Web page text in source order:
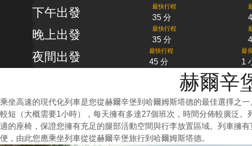
下午出發 最快行程
35 分
晚上出發 最快行程
35 分
夜間出發 最快行程
45 分
最
1
赫爾辛
乘坐高速的現代化列車是您從赫爾辛堡到哈爾姆斯塔德的最佳選擇之
較短（大概需要1小時），每天擁有多達27個班次，時間分佈較廣泛
適的座椅，保證您擁有充足的腿部活動空間與行李放置區域。列車擁
便，由此您應乘坐列車從從赫爾辛堡旅行到哈爾姆斯塔德。